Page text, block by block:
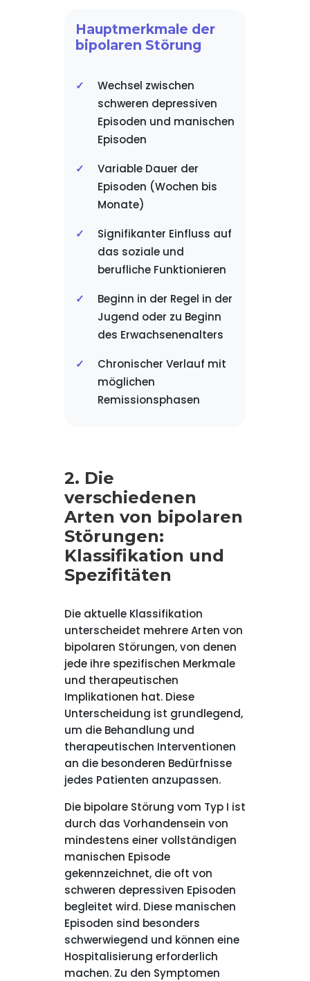
Hauptmerkmale der
bipolaren Störung
Wechsel zwischen
schweren depressiven
Episoden und manischen
Episoden
Variable Dauer der
Episoden (Wochen bis
Monate)
Signifikanter Einfluss auf
das soziale und
berufliche Funktionieren
Beginn in der Regel in der
Jugend oder zu Beginn
des Erwachsenenalters
Chronischer Verlauf mit
möglichen
Remissionsphasen
2. Die
verschiedenen
Arten von bipolaren
Störungen:
Klassifikation und
Spezifitäten
Die aktuelle Klassifikation
unterscheidet mehrere Arten von
bipolaren Störungen, von denen
jede ihre spezifischen Merkmale
und therapeutischen
Implikationen hat. Diese
Unterscheidung ist grundlegend,
um die Behandlung und
therapeutischen Interventionen
an die besonderen Bedürfnisse
jedes Patienten anzupassen.
Die bipolare Störung vom Typ I ist
durch das Vorhandensein von
mindestens einer vollständigen
manischen Episode
gekennzeichnet, die oft von
schweren depressiven Episoden
begleitet wird. Diese manischen
Episoden sind besonders
schwerwiegend und können eine
Hospitalisierung erforderlich
machen. Zu den Symptomen